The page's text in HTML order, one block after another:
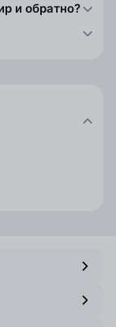
и обратно?